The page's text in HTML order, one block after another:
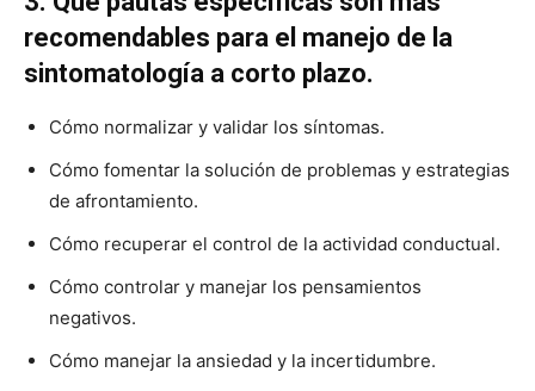
recomendables para el manejo de la
sintomatología a corto plazo.
Cómo normalizar y validar los síntomas.
Cómo fomentar la solución de problemas y estrategias
de afrontamiento.
Cómo recuperar el control de la actividad conductual.
Cómo controlar y manejar los pensamientos
negativos.
Cómo manejar la ansiedad y la incertidumbre.